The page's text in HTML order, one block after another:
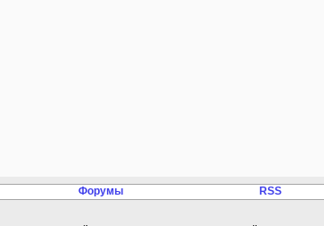
Форумы RSS